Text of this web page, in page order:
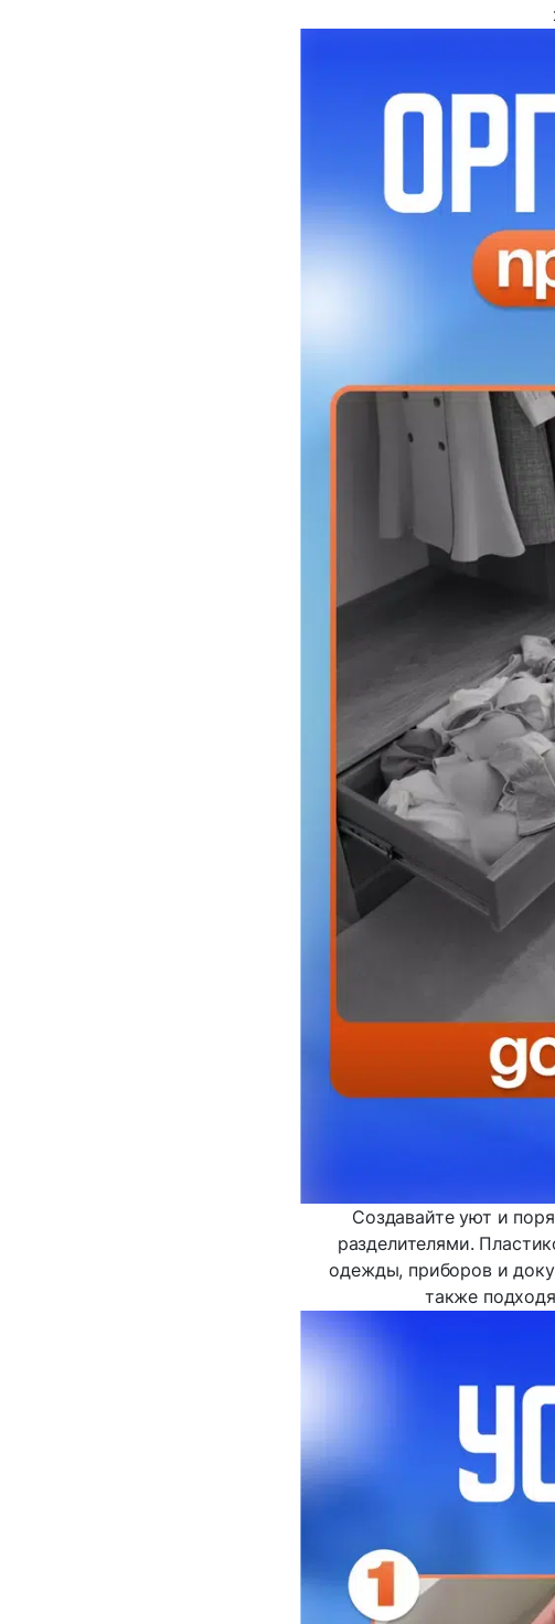
Создавайте уют и
разделителями.
одежды, приборов и
также